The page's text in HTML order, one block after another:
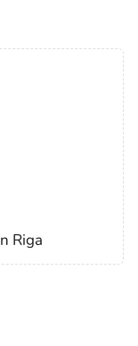
Riga